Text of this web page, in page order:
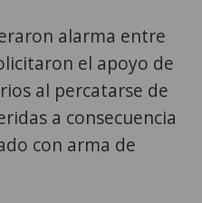
alarma entre
el apoyo de
al percatarse de
a consecuencia
con arma de